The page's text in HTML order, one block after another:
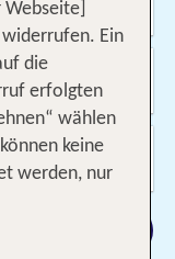
Ein
die
erfolgten
wählen
keine
werden, nur